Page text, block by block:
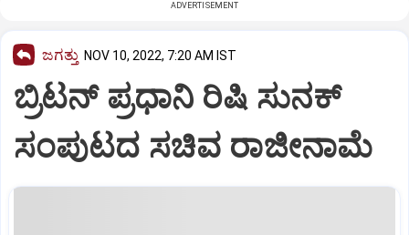
ADVERTISEMENT
ಜಗತ್ತು NOV 10, 2022, 7:20 AM IST
ಬ್ರಿಟನ್‌ ಪ್ರಧಾನಿ ರಿಷಿ ಸುನಕ್‌
ಸಂಪುಟದ ಸಚಿವ ರಾಜೀನಾಮೆ